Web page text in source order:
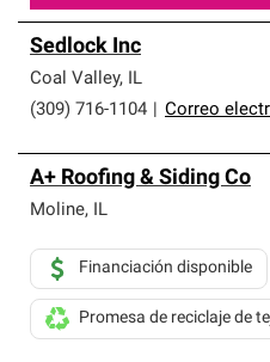
Sedlock Inc
Coal Valley, IL
(309) 716-1104
Correo
A+ Roofing & Siding Co
Moline, IL
Financiación disponible
Promesa de reciclaje de